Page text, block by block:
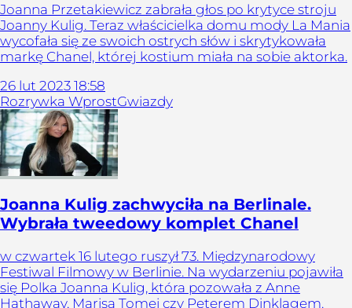
Joanna Przetakiewicz zabrała głos po krytyce stroju
Joanny Kulig. Teraz właścicielka domu mody La Mania
wycofała się ze swoich ostrych słów i skrytykowała
markę Chanel, której kostium miała na sobie aktorka.
26 lut 2023 18:58
Rozrywka WprostGwiazdy
Joanna Kulig zachwyciła na Berlinale.
Wybrała tweedowy komplet Chanel
w czwartek 16 lutego ruszył 73. Międzynarodowy
Festiwal Filmowy w Berlinie. Na wydarzeniu pojawiła
się Polka Joanna Kulig, która pozowała z Anne
Hathaway, Marisą Tomei czy Peterem Dinklagem.